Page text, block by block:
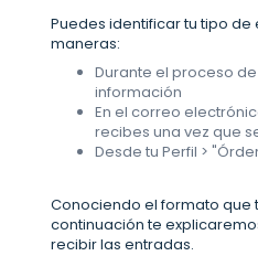
Puedes identificar tu tipo
maneras:
Durante el proceso
información
En el correo
recibes una vez que
Desde tu Perfil >
Conociendo el formato que
continuación te
recibir las entradas.